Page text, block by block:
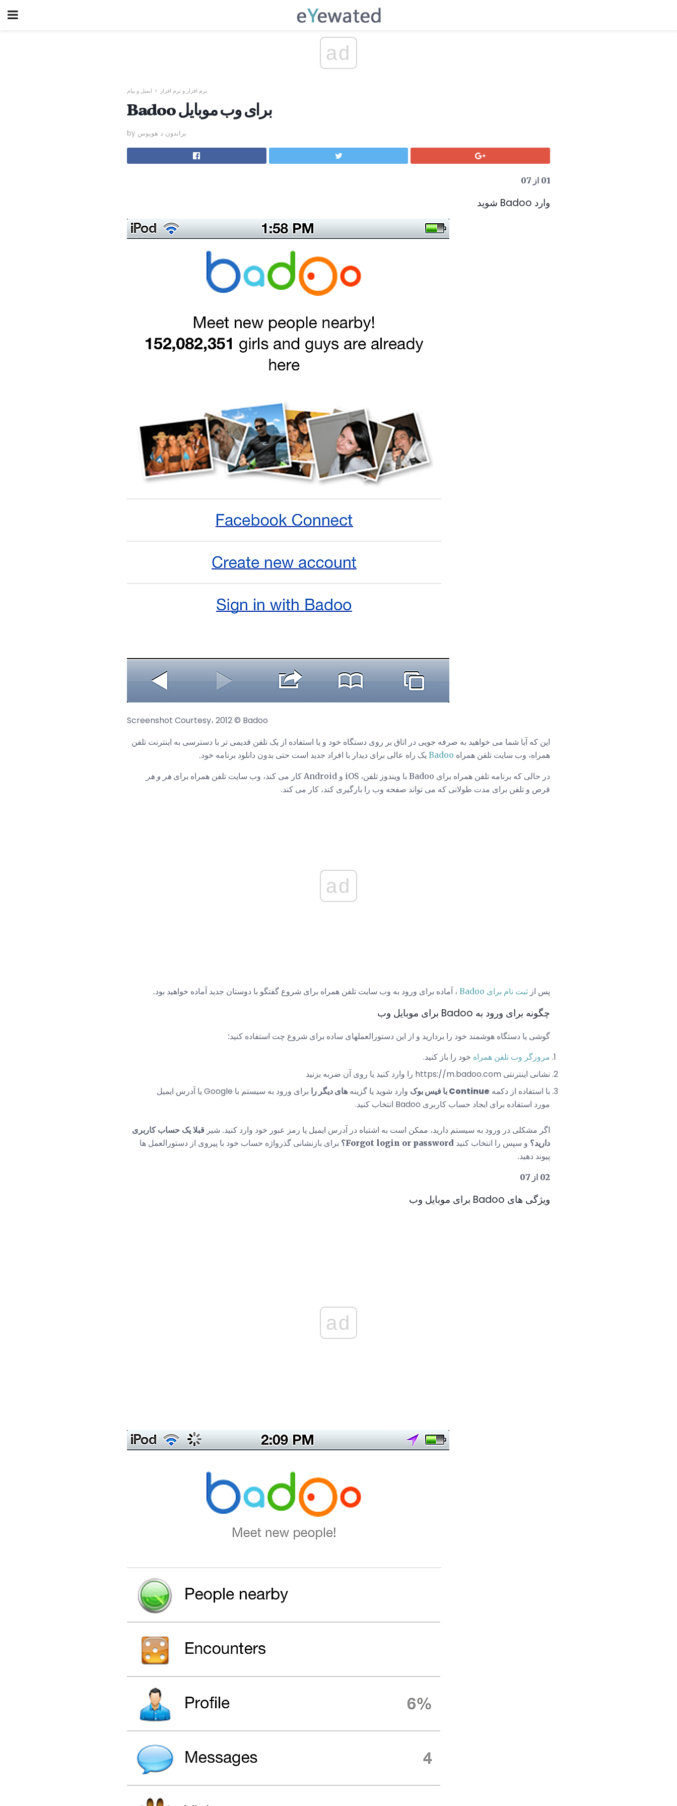
ad
نرم افزار و نرم افزار ایمیل و پیام
Badoo برای وب موبایل
by براندون د هویوس
01 از 07
وارد Badoo شوید
Screenshot Courtesy، 2012 © Badoo
این که آیا شما می خواهید به صرفه جویی در اتاق بر روی دستگاه خود و یا استفاده از یک تلفن قدیمی تر با دسترسی به اینترنت تلفن
همراه، وب سایت تلفن همراه Badoo یک راه عالی برای دیدار با افراد جدید است حتی بدون دانلود برنامه خود.
در حالی که برنامه تلفن همراه برای Badoo با ویندوز تلفن، iOS و Android کار می کند، وب سایت تلفن همراه برای هر و هر
قرص و تلفن برای مدت طولانی که می تواند صفحه وب را بارگیری کند، کار می کند.
ad
پس از ثبت نام برای Badoo ، آماده برای ورود به وب سایت تلفن همراه برای شروع گفتگو با دوستان جدید آماده خواهید بود.
چگونه برای ورود به Badoo برای موبایل وب
گوشی یا دستگاه هوشمند خود را بردارید و از این دستورالعملهای ساده برای شروع چت استفاده کنید:
مرورگر وب تلفن همراه خود را باز کنید.
نشانی اینترنتی https://m.badoo.com را وارد کنید یا روی آن ضربه بزنید
با استفاده از دکمه Continue با فیس بوک وارد شوید یا گزینه های دیگر را
برای ورود به سیستم با Google یا آدرس ایمیل
مورد استفاده برای ایجاد حساب کاربری Badoo انتخاب کنید.
اگر مشکلی در ورود به سیستم دارید، ممکن است به اشتباه در آدرس ایمیل یا رمز عبور خود وارد کنید. شیر قبلا یک حساب کاربری
دارید؟ و سپس را انتخاب کنید Forgot login or password؟
برای بازنشانی گذرواژه حساب خود با پیروی از دستورالعمل ها
پیوند دهید.
02 از 07
ویژگی های Badoo برای موبایل وب
ad